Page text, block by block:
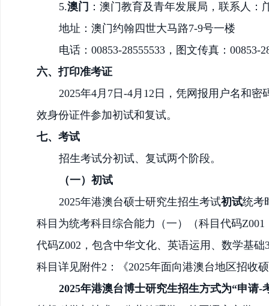
5.澳门 ：澳门教育及青年发展局，联系人：
地址：澳门约翰四世大马路7-9号一楼
电话： 00853-28555533，图文传真：00853-
六、打印准考证
2025年4月7日-4月12日 ，凭网报用户名和密
效身份证件参加初试和复试。
七、 考试
招生考试分初试、复试两个阶段。
（一）初试
2025年港澳台硕士研究生招生考试初试统考
科目为统考科目 综合能力（一） （科目代码Z001
代码Z002，包含中华文化、英语运用、数学基
科目详见附件2：《2025年面向港澳台地区招收
2025年港澳台博士研究生招生方式为“申请-